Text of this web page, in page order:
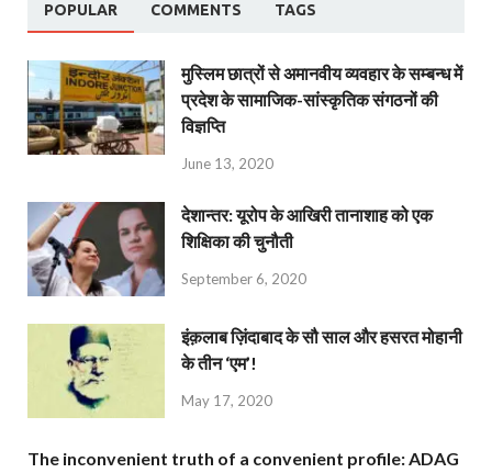
POPULAR COMMENTS TAGS
मुस्लिम छात्रों से अमानवीय व्यवहार के सम्बन्ध में
प्रदेश के सामाजिक-सांस्कृतिक संगठनों की
विज्ञप्ति
June 13, 2020
देशान्‍तर: यूरोप के आखिरी तानाशाह को एक
शिक्षिका की चुनौती
September 6, 2020
इंक़लाब ज़िंदाबाद के सौ साल और हसरत मोहानी
के तीन ‘एम’!
May 17, 2020
The inconvenient truth of a convenient profile: ADAG